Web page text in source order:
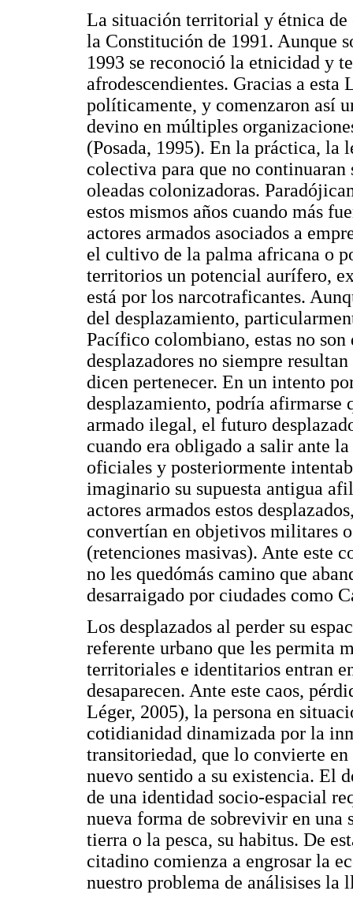
La situación territorial y étnica de
la Constitución de 1991. Aunque
1993 se reconoció la etnicidad y
afrodescendientes. Gracias a
políticamente, y comenzaron así
devino en múltiples
(Posada, 1995). En la práctica, la
colectiva para que no continuaran
oleadas colonizadoras.
estos mismos años cuando más
actores armados asociados a
el cultivo de la palma africana o
territorios un potencial aurífero,
está por los narcotraficantes.
del desplazamiento,
Pacífico colombiano, estas no
desplazadores no siempre
dicen pertenecer. En un intento
desplazamiento, podría afirmarse
armado ilegal, el futuro
cuando era obligado a salir ante
oficiales y posteriormente
imaginario su supuesta antigua
actores armados estos
convertían en objetivos militares
(retenciones masivas). Ante este
no les quedómás camino que
desarraigado por ciudades como
Los desplazados al perder su
referente urbano que les permita
territoriales e identitarios entran
desaparecen. Ante este caos,
Léger, 2005), la persona en
cotidianidad dinamizada por la
transitoriedad, que lo convierte en
nuevo sentido a su existencia. El
de una identidad socio-espacial
nueva forma de sobrevivir en una
tierra o la pesca, su habitus. De
citadino comienza a engrosar la
nuestro problema de análisises